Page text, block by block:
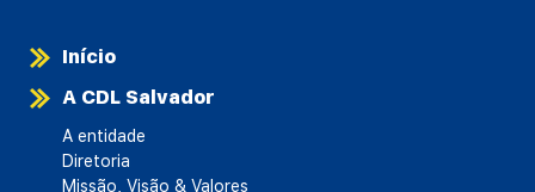
Início
A CDL Salvador
A entidade
Diretoria
Missão, Visão & Valores